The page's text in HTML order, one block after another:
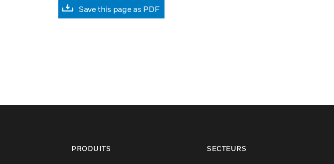
Save this page as PDF
PRODUITS SECTEURS